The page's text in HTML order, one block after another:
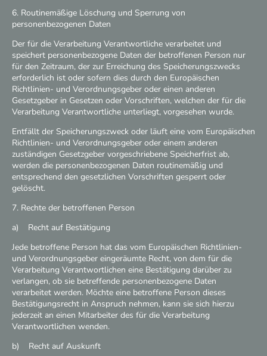
6. Routinemäßige Löschung und Sperrung von
personenbezogenen Daten
Der für die Verarbeitung Verantwortliche verarbeitet und
speichert personenbezogene Daten der betroffenen Person nur
für den Zeitraum, der zur Erreichung des Speicherungszwecks
erforderlich ist oder sofern dies durch den Europäischen
Richtlinien- und Verordnungsgeber oder einen anderen
Gesetzgeber in Gesetzen oder Vorschriften, welchen der für die
Verarbeitung Verantwortliche unterliegt, vorgesehen wurde.
Entfällt der Speicherungszweck oder läuft eine vom Europäischen
Richtlinien- und Verordnungsgeber oder einem anderen
zuständigen Gesetzgeber vorgeschriebene Speicherfrist ab,
werden die personenbezogenen Daten routinemäßig und
entsprechend den gesetzlichen Vorschriften gesperrt oder
gelöscht.
7. Rechte der betroffenen Person
a) Recht auf Bestätigung
Jede betroffene Person hat das vom Europäischen Richtlinien-
und Verordnungsgeber eingeräumte Recht, von dem für die
Verarbeitung Verantwortlichen eine Bestätigung darüber zu
verlangen, ob sie betreffende personenbezogene Daten
verarbeitet werden. Möchte eine betroffene Person dieses
Bestätigungsrecht in Anspruch nehmen, kann sie sich hierzu
jederzeit an einen Mitarbeiter des für die Verarbeitung
Verantwortlichen wenden.
b) Recht auf Auskunft